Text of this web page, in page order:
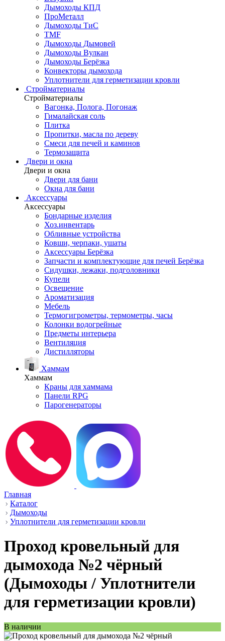
Дымоходы КПД
ПроМеталл
Дымоходы ТиС
TMF
Дымоходы Дымовей
Дымоходы Вулкан
Дымоходы Берёзка
Конвекторы дымохода
Уплотнители для герметизации кровли
Стройматериалы
Стройматериалы
Вагонка, Полога, Погонаж
Гималайская соль
Плитка
Пропитки, масла по дереву
Смеси для печей и каминов
Термозащита
Двери и окна
Двери и окна
Двери для бани
Окна для бани
Аксессуары
Аксессуары
Бондарные изделия
Хоз.инвентарь
Обливные устройства
Ковши, черпаки, ушаты
Аксессуары Берёзка
Запчасти и комплектующие для печей Берёзка
Сидушки, лежаки, подголовники
Купели
Освещение
Ароматизация
Мебель
Термогигрометры, термометры, часы
Колонки водогрейные
Предметы интерьера
Вентиляция
Дистилляторы
Хаммам
Хаммам
Краны для хаммама
Панели RPG
Парогенераторы
Главная
Каталог
Дымоходы
Уплотнители для герметизации кровли
Проход кровельный для
дымохода №2 чёрный
(Дымоходы / Уплотнители
для герметизации кровли)
В наличии